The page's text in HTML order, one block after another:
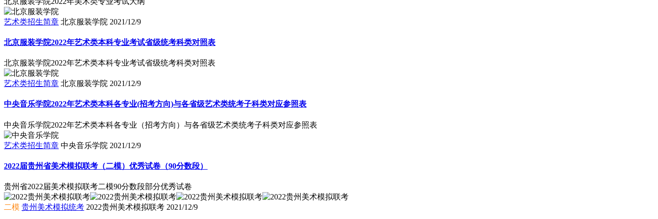
艺术类招生简章 北京服装学院 2021/12/9
北京服装学院2022年艺术类本科专业考试省级统考科类对照表
北京服装学院2022年艺术类本科专业考试省级统考科类对照表
艺术类招生简章 北京服装学院 2021/12/9
中央音乐学院2022年艺术类本科各专业(招考方向)与各省级艺术类统考子科类对应参照表
中央音乐学院2022年艺术类本科各专业（招考方向）与各省级艺术类统考子科类对应参照表
艺术类招生简章 中央音乐学院 2021/12/9
2022届贵州省美术模拟联考（二模）优秀试卷（90分数段）
贵州省2022届美术模拟联考二模90分数段部分优秀试卷
二模 贵州美术模拟统考 2022贵州美术模拟联考 2021/12/9